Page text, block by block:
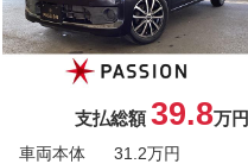
支払総額39.8万円
車両本体
31.2万円